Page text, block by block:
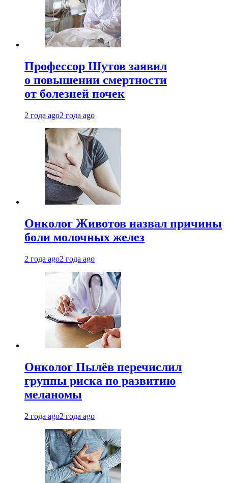
Профессор Шутов заявил
о повышении смертности
от болезней почек
2 года ago2 года ago
Онколог Животов назвал причины
боли молочных желез
2 года ago2 года ago
Онколог Пылёв перечислил
группы риска по развитию
меланомы
2 года ago2 года ago